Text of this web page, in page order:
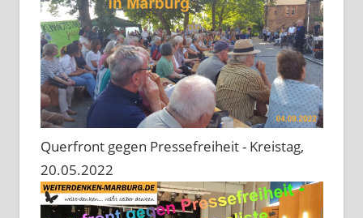
Querfront gegen Pressefreiheit - Kreistag,
20.05.2022